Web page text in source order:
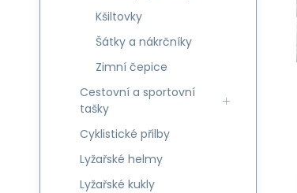
Kšiltovky
Šátky a nákrčníky
Zimní čepice
Cestovní a sportovní
tašky
Cyklistické přilby
Lyžařské helmy
Lyžařské kukly